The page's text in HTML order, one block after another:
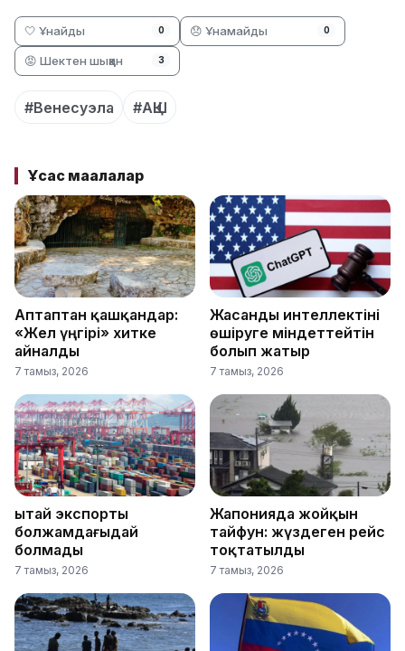
🤍 Ұнайды 0 😞 Ұнамайды 0
😡 Шектен шыққан 3
#Венесуэла #АҚШ
Ұқсас мақалалар
Аптаптан қашқандар:
«Жел үңгірі» хитке
айналды
7 тамыз, 2026
Жасанды интеллектіні
өшіруге міндеттейтін
болып жатыр
7 тамыз, 2026
Қытай экспорты
болжамдағыдай
болмады
7 тамыз, 2026
Жапонияда жойқын
тайфун: жүздеген рейс
тоқтатылды
7 тамыз, 2026